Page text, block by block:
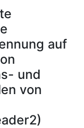
auf
und
von